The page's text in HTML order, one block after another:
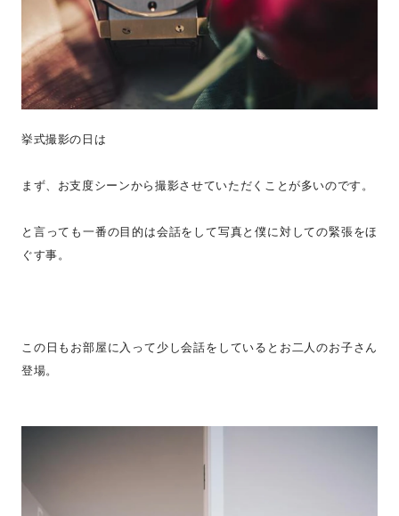
挙式撮影の日は
まず、お支度シーンから撮影させていただくことが多いのです。
と言っても一番の目的は会話をして写真と僕に対しての緊張をほ
ぐす事。
この日もお部屋に入って少し会話をしているとお二人のお子さん
登場。